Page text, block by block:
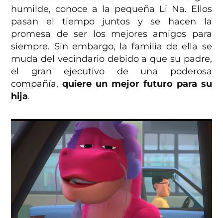
humilde, conoce a la pequeña Li Na. Ellos
pasan el tiempo juntos y se hacen la
promesa de ser los mejores amigos para
siempre. Sin embargo, la familia de ella se
muda del vecindario debido a que su padre,
el gran ejecutivo de una poderosa
compañía,quiere un mejor futuro para su
hija.